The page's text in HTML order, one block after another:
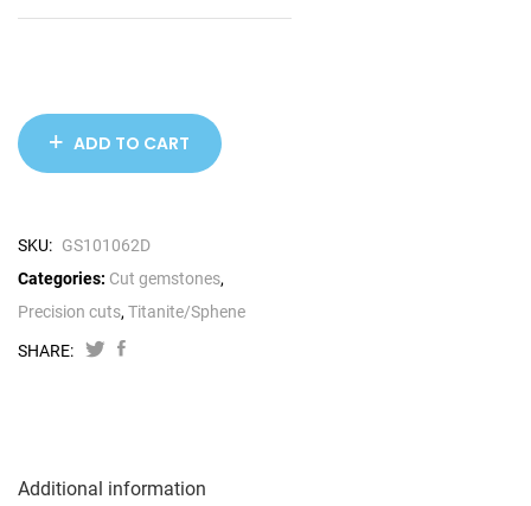
ADD TO CART
SKU: GS101062D
Categories: Cut gemstones,
Precision cuts,Titanite/Sphene
SHARE:
Additional information